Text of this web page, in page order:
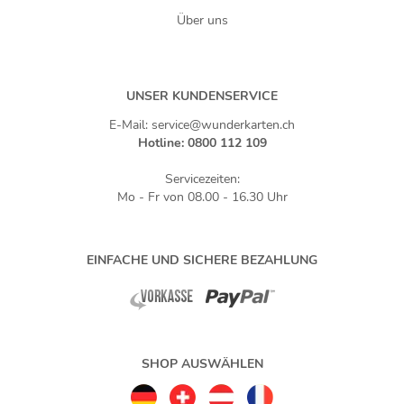
Über uns
UNSER KUNDENSERVICE
E-Mail: service@wunderkarten.ch
Hotline: 0800 112 109
Servicezeiten:
Mo - Fr von 08.00 - 16.30 Uhr
EINFACHE UND SICHERE BEZAHLUNG
SHOP AUSWÄHLEN